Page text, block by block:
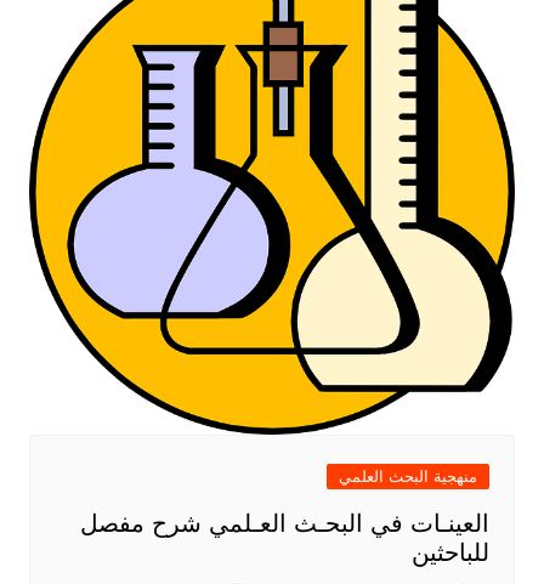
منهجية البحث العلمي
العينـات في البحـث العـلمي شرح مفصل
للباحثين